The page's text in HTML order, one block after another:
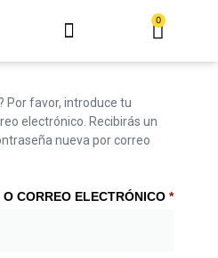
0
Por favor, introduce tu
electrónico. Recibirás un
nueva por correo
CORREO ELECTRÓNICO *